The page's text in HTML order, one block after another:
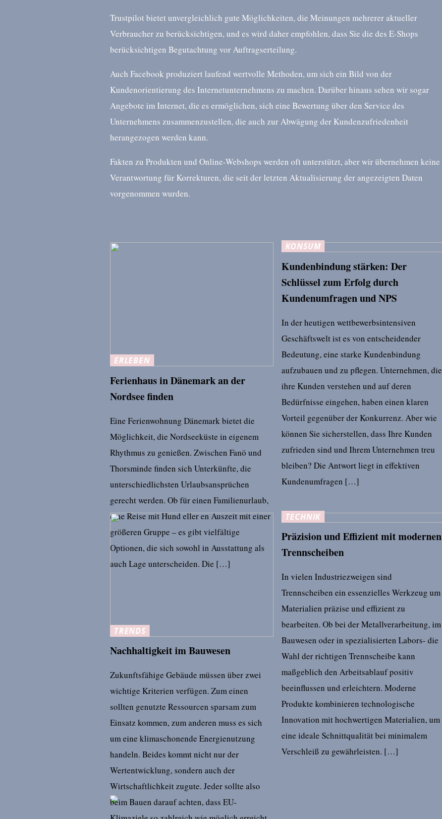
Trustpilot bietet unvergleichlich gute Möglichkeiten, die Meinungen mehrerer aktueller
Verbraucher zu berücksichtigen, und es wird daher empfohlen, dass Sie die des E-Shops
berücksichtigen Begutachtung vor Auftragserteilung.
Auch Facebook produziert laufend wertvolle Methoden, um sich ein Bild von der
Kundenorientierung des Internetunternehmens zu machen. Darüber hinaus sehen wir sogar
Angebote im Internet, die es ermöglichen, sich eine Bewertung über den Service des
Unternehmens zusammenzustellen, die auch zur Abwägung der Kundenzufriedenheit
herangezogen werden kann.
Fakten zu Produkten und Online-Webshops werden oft unterstützt, aber wir übernehmen keine
Verantwortung für Korrekturen, die seit der letzten Aktualisierung der angezeigten Daten
vorgenommen wurden.
ERLEBEN
Ferienhaus in Dänemark an der
Nordsee finden
Eine Ferienwohnung Dänemark bietet die
Möglichkeit, die Nordseeküste in eigenem
Rhythmus zu genießen. Zwischen Fanö und
Thorsminde finden sich Unterkünfte, die
unterschiedlichsten Urlaubsansprüchen
gerecht werden. Ob für einen Familienurlaub,
eine Reise mit Hund eller en Auszeit mit einer
größeren Gruppe – es gibt vielfältige
Optionen, die sich sowohl in Ausstattung als
auch Lage unterscheiden. Die […]
KONSUM
Kundenbindung stärken: Der
Schlüssel zum Erfolg durch
Kundenumfragen und NPS
In der heutigen wettbewerbsintensiven
Geschäftswelt ist es von entscheidender
Bedeutung, eine starke Kundenbindung
aufzubauen und zu pflegen. Unternehmen, die
ihre Kunden verstehen und auf deren
Bedürfnisse eingehen, haben einen klaren
Vorteil gegenüber der Konkurrenz. Aber wie
können Sie sicherstellen, dass Ihre Kunden
zufrieden sind und Ihrem Unternehmen treu
bleiben? Die Antwort liegt in effektiven
Kundenumfragen […]
TRENDS
Nachhaltigkeit im Bauwesen
Zukunftsfähige Gebäude müssen über zwei
wichtige Kriterien verfügen. Zum einen
sollten genutzte Ressourcen sparsam zum
Einsatz kommen, zum anderen muss es sich
um eine klimaschonende Energienutzung
handeln. Beides kommt nicht nur der
Wertentwicklung, sondern auch der
Wirtschaftlichkeit zugute. Jeder sollte also
beim Bauen darauf achten, dass EU-
TECHNIK
Präzision und Effizient mit modernen
Trennscheiben
In vielen Industriezweigen sind
Trennscheiben ein essenzielles Werkzeug um
Materialien präzise und effizient zu
bearbeiten. Ob bei der Metallverarbeitung, im
Bauwesen oder in spezialisierten Labors- die
Wahl der richtigen Trennscheibe kann
maßgeblich den Arbeitsablauf positiv
beeinflussen und erleichtern. Moderne
Produkte kombinieren technologische
Innovation mit hochwertigen Materialien, um
eine ideale Schnittqualität bei minimalem
Verschleiß zu gewährleisten. […]